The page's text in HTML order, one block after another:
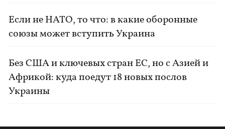
Если не НАТО, то что: в какие оборонные
союзы может вступить Украина
Без США и ключевых стран ЕС, но с Азией и
Африкой: куда поедут 18 новых послов
Украины